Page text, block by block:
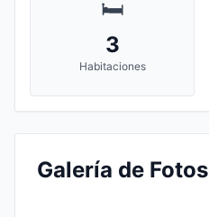
🛏️
3
Habitaciones
Galería de Fotos